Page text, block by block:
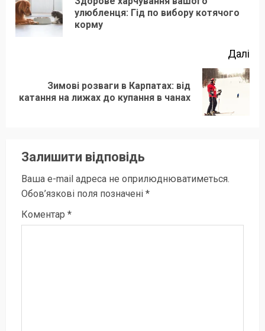
улюбленця: Гід по вибору котячого
корму
Далі
Наступний
запис:
Зимові розваги в Карпатах: від
катання на лижах до купання в чанах
Залишити відповідь
Ваша e-mail адреса не оприлюднюватиметься.
Обов’язкові поля позначені *
Коментар *